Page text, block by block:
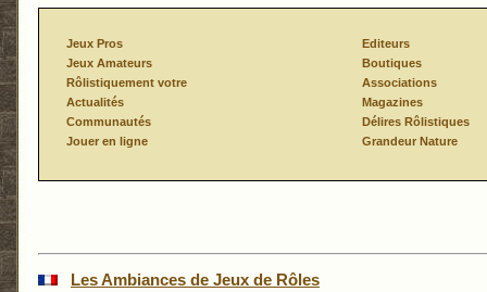
Jeux Pros
Jeux Amateurs
Rôlistiquement votre
Actualités
Communautés
Jouer en ligne
Editeurs
Boutiques
Associations
Magazines
Délires Rôlistiques
Grandeur Nature
Les Ambiances de Jeux de Rôles